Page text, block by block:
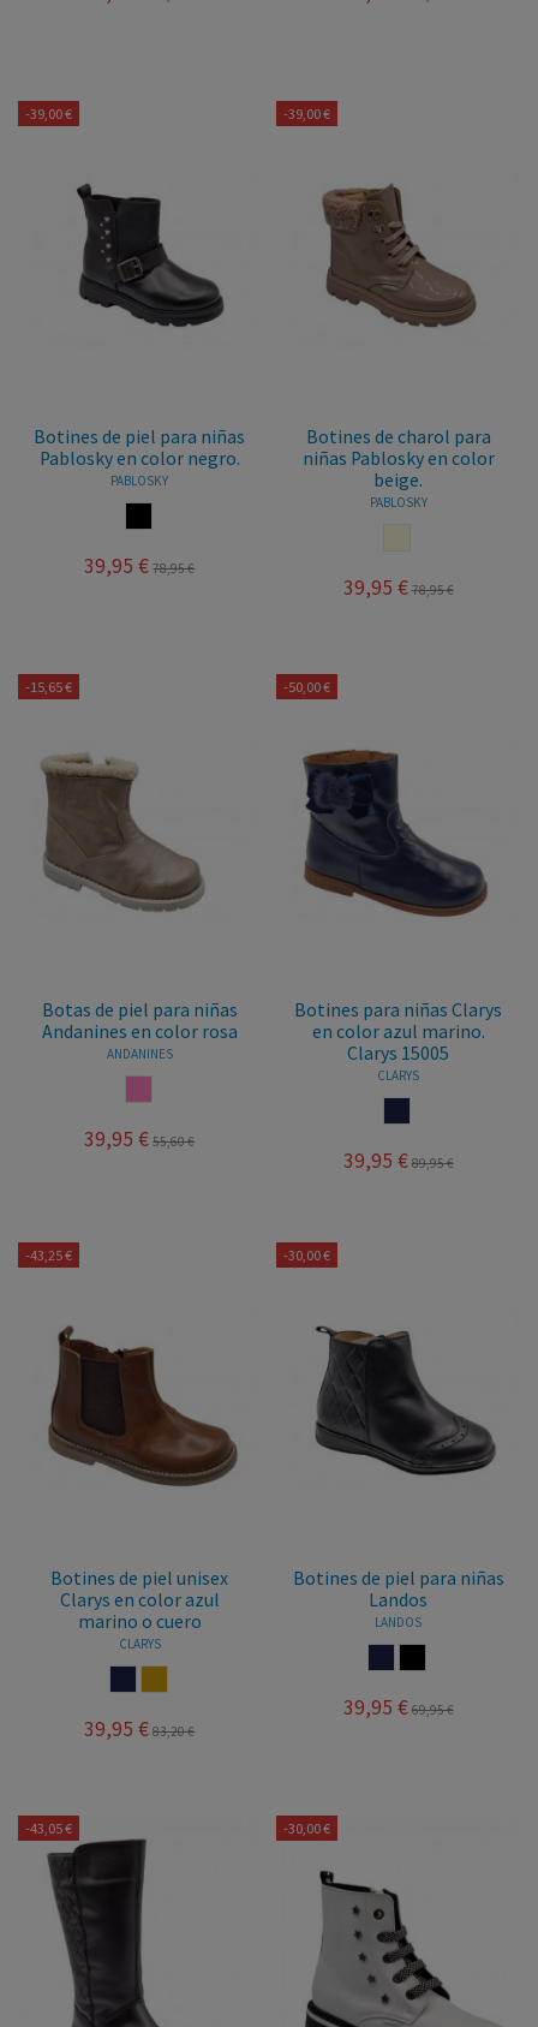
-39,00 €
Botines de piel para niñas
Pablosky en color negro.
PABLOSKY
39,95 € 78,95 €
-39,00 €
Botines de charol para
niñas Pablosky en color
beige.
PABLOSKY
39,95 € 78,95 €
-15,65 €
Botas de piel para niñas
Andanines en color rosa
ANDANINES
39,95 € 55,60 €
-50,00 €
Botines para niñas Clarys
en color azul marino.
Clarys 15005
CLARYS
39,95 € 89,95 €
-43,25 €
Botines de piel unisex
Clarys en color azul
marino o cuero
CLARYS
39,95 € 83,20 €
-30,00 €
Botines de piel para niñas
Landos
LANDOS
39,95 € 69,95 €
-43,05 € -30,00 €